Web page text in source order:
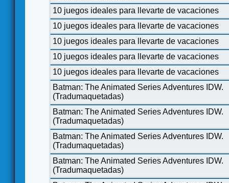
10 juegos ideales para llevarte de vacaciones
10 juegos ideales para llevarte de vacaciones
10 juegos ideales para llevarte de vacaciones
10 juegos ideales para llevarte de vacaciones
10 juegos ideales para llevarte de vacaciones
Batman: The Animated Series Adventures IDW.
(Tradumaquetadas)
Batman: The Animated Series Adventures IDW.
(Tradumaquetadas)
Batman: The Animated Series Adventures IDW.
(Tradumaquetadas)
Batman: The Animated Series Adventures IDW.
(Tradumaquetadas)